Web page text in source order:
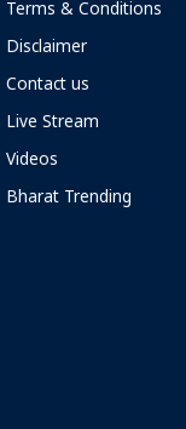
Terms & Conditions
Disclaimer
Contact us
Live Stream
Videos
Bharat Trending